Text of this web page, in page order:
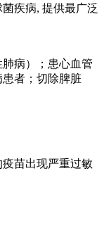
疾病, 提供最广泛
病）；患心血管
者；切除脾脏
苗出现严重过敏